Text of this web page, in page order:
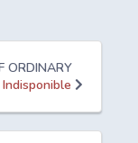
ORDINARY
Indisponible